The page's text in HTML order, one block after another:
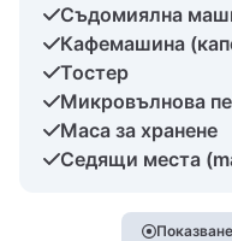
Съдомиялна
Кафемашина
Тостер
Микровълнова
Маса за хранене
Седящи места